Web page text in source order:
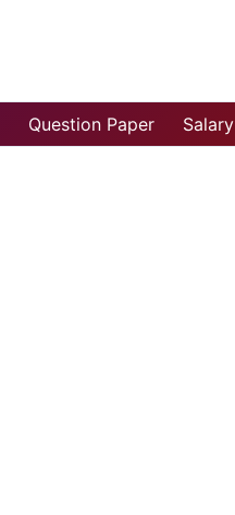
Question Paper Salary